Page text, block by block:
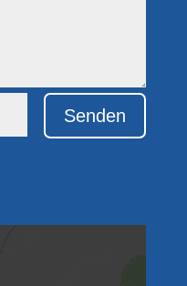
Senden